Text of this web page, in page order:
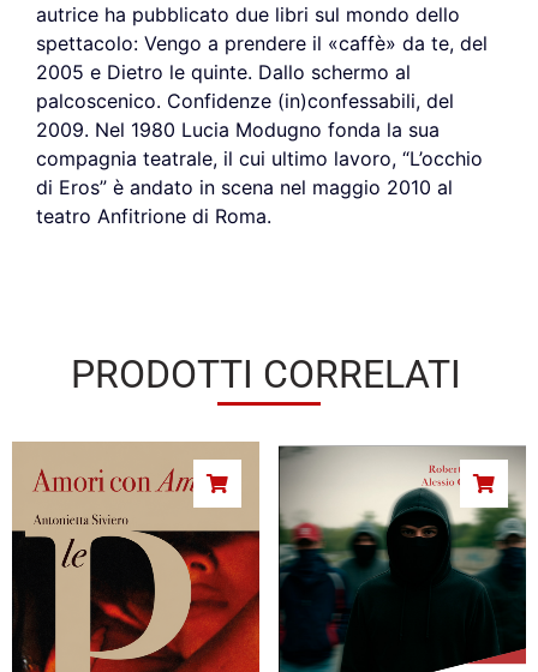
autrice ha pubblicato due libri sul mondo dello
spettacolo: Vengo a prendere il «caffè» da te, del
2005 e Dietro le quinte. Dallo schermo al
palcoscenico. Confidenze (in)confessabili, del
2009. Nel 1980 Lucia Modugno fonda la sua
compagnia teatrale, il cui ultimo lavoro, “L’occhio
di Eros” è andato in scena nel maggio 2010 al
teatro Anfitrione di Roma.
PRODOTTI CORRELATI